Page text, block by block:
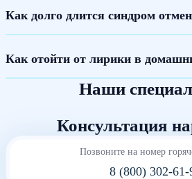
Как долго длится синдром
Как отойти от лирики в
Наши
Консультация
Позвоните на номер
8 (800) 302-61-